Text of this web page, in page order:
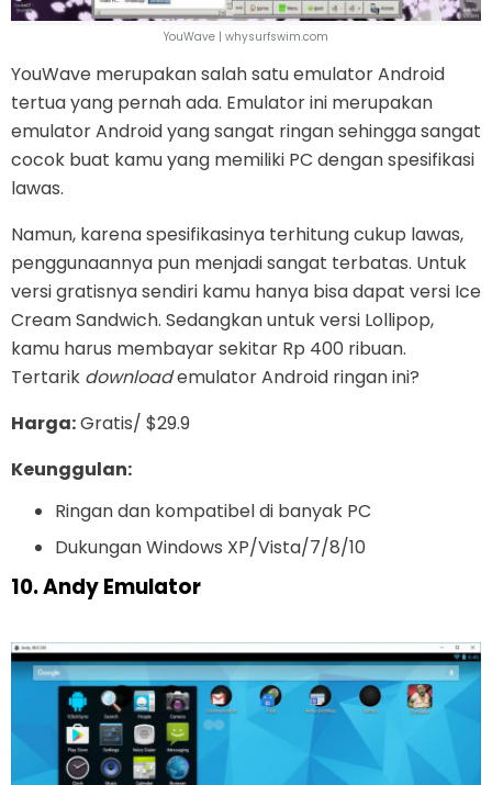
YouWave | whysurfswim.com
YouWave merupakan salah satu emulator Android
tertua yang pernah ada. Emulator ini merupakan
emulator Android yang sangat ringan sehingga sangat
cocok buat kamu yang memiliki PC dengan spesifikasi
lawas.
Namun, karena spesifikasinya terhitung cukup lawas,
penggunaannya pun menjadi sangat terbatas. Untuk
versi gratisnya sendiri kamu hanya bisa dapat versi Ice
Cream Sandwich. Sedangkan untuk versi Lollipop,
kamu harus membayar sekitar Rp 400 ribuan.
Tertarik downloademulator Android ringan ini?
Harga:Gratis/ $29.9
Keunggulan:
Ringan dan kompatibel di banyak PC
Dukungan Windows XP/Vista/7/8/10
10. Andy Emulator